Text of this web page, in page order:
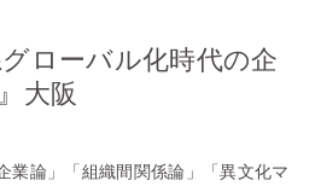
ローバル化時代の企
大阪
業論」「組織間関係論」「異文化マ